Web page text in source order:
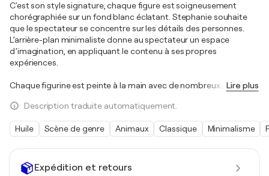
Expédition et retours
C'est son style signature, chaque figure est soigneusement
chorégraphiée sur un fond blanc éclatant. Stephanie souhaite
que le spectateur se concentre sur les détails des personnes.
L’arrière-plan minimaliste donne au spectateur un espace
d’imagination, en appliquant le contenu à ses propres
expériences.
Chaque figurine est peinte à la main avec de nombreux Lire plus
Description traduite automatiquement.
Huile Scène de genre Animaux Classique Minimalisme